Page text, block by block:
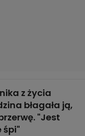
z życia
błagała ją,
"Jest
śpi"